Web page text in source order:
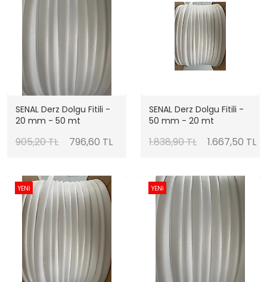
SENAL Derz Dolgu Fitili -
20 mm - 50 mt
905,20 TL 796,60 TL
SENAL Derz Dolgu Fitili -
50 mm - 20 mt
1.838,90 TL 1.667,50 TL
YENİ YENİ